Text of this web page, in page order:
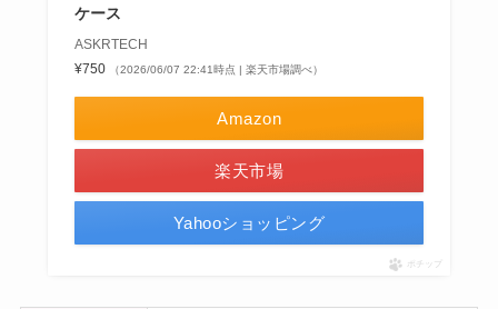
ケース
ASKRTECH
¥750
（2026/06/07 22:41時点 | 楽天市場調べ）
Amazon
楽天市場
Yahooショッピング
ポチップ